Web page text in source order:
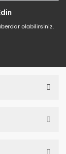
olabilirsiniz.